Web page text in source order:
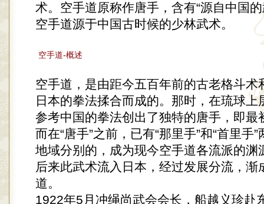
术。空手道原称作唐手，含有“源自中国
空手道源于中国古时候的少林武术。
空手道-概述
空手道，是由距今五百年前的古老格斗术
日本的拳法揉合而成的。那时，在琉球上
参考中国的拳法创出了独特的唐手，即最
而在“唐手”之前，已有“那里手”和“首里手
地域分别的，成为现今空手道各流派的渊
后来此武术流入日本，经过发展分流，渐
道。
1922年5月冲绳尚武会会长，船越义珍赴